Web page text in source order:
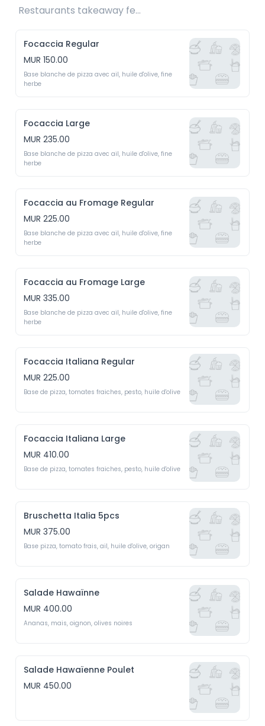
Restaurants takeaway fee Rs25/Rs35 included
Focaccia Regular
MUR 150.00
Base blanche de pizza avec ail, huile d'olive, fine
Focaccia Large
MUR 235.00
Base blanche de pizza avec ail, huile d'olive, fine
herbe
Focaccia au Fromage Regular
MUR 225.00
Base blanche de pizza avec ail, huile d'olive, fine
Focaccia au Fromage Large
MUR 335.00
Base blanche de pizza avec ail, huile d'olive, fine
Focaccia Italiana Regular
MUR 225.00
Base de pizza, tomates fraiches, pesto, huile d'olive
Focaccia Italiana Large
MUR 410.00
Base de pizza, tomates fraiches, pesto, huile d'olive
Bruschetta Italia 5pcs
MUR 375.00
Salade Hawaïnne
MUR 400.00
Ananas, mais, oignon, olives noires
Salade Hawaïenne Poulet
MUR 450.00